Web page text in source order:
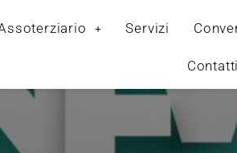
Servizi
Contatti